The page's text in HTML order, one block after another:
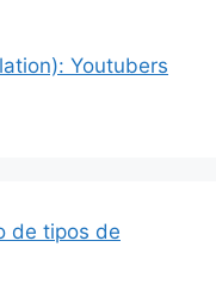
Youtubers
de tipos de